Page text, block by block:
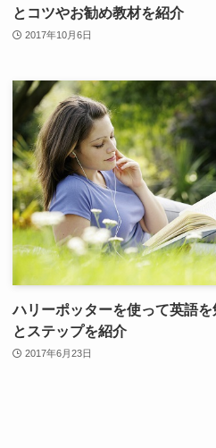
とコツやお勧め教材を紹介
2017年10月6日
ハリーポッターを使って英語
とステップを紹介
2017年6月23日